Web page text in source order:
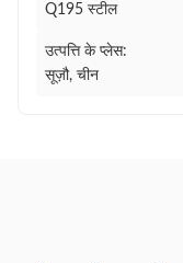
Q195 स्टील
उत्पत्ति के प्लेस:
सूज़ौ, चीन